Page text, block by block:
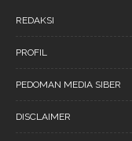
REDAKSI
PROFIL
PEDOMAN MEDIA SIBER
DISCLAIMER